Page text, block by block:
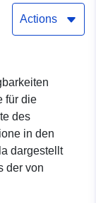
Actions
für die
des
in den
dargestellt
der von